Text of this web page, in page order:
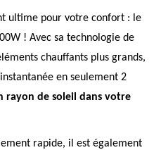
ultime pour votre confort : le
! Avec sa technologie de
chauffants plus grands,
en seulement 2
rayon de soleil dans votre
rapide, il est également